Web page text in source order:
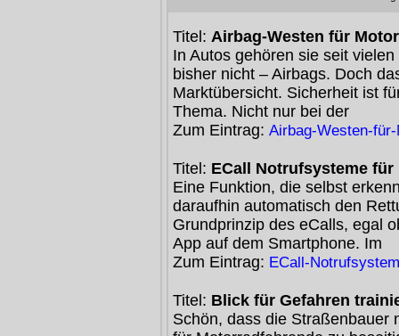
Titel: Airbag-Westen für
In Autos gehören sie seit
bisher nicht – Airbags. Doch
Marktübersicht. Sicherheit ist
Thema. Nicht nur bei der
Zum Eintrag: Airbag-Westen-
Titel: ECall Notrufsysteme für
Eine Funktion, die selbst
daraufhin automatisch den
Grundprinzip des eCalls, egal
App auf dem Smartphone. Im
Zum Eintrag: ECall-
Titel: Blick für Gefahren
Schön, dass die Straßenbauer